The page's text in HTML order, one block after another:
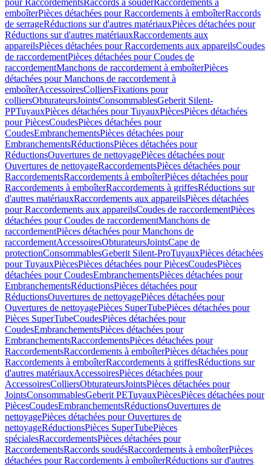
pour RaccordementsRaccords à souderRaccordements à
emboîterPièces détachées pour Raccordements à emboîterRaccords
de serrageRéductions sur d'autres matériauxPièces détachées pour
Réductions sur d'autres matériauxRaccordements aux
appareilsPièces détachées pour Raccordements aux appareilsCoudes
de raccordementPièces détachées pour Coudes de
raccordementManchons de raccordement à emboîterPièces
détachées pour Manchons de raccordement à
emboîterAccessoiresColliersFixations pour
colliersObturateursJointsConsommablesGeberit Silent-
PPTuyauxPièces détachées pour TuyauxPiècesPièces détachées
pour PiècesCoudesPièces détachées pour
CoudesEmbranchementsPièces détachées pour
EmbranchementsRéductionsPièces détachées pour
RéductionsOuvertures de nettoyagePièces détachées pour
Ouvertures de nettoyageRaccordementsPièces détachées pour
RaccordementsRaccordements à emboîterPièces détachées pour
Raccordements à emboîterRaccordements à griffesRéductions sur
d'autres matériauxRaccordements aux appareilsPièces détachées
pour Raccordements aux appareilsCoudes de raccordementPièces
détachées pour Coudes de raccordementManchons de
raccordementPièces détachées pour Manchons de
raccordementAccessoiresObturateursJointsCape de
protectionConsommablesGeberit Silent-ProTuyauxPièces détachées
pour TuyauxPiècesPièces détachées pour PiècesCoudesPièces
détachées pour CoudesEmbranchementsPièces détachées pour
EmbranchementsRéductionsPièces détachées pour
RéductionsOuvertures de nettoyagePièces détachées pour
Ouvertures de nettoyagePièces SuperTubePièces détachées pour
Pièces SuperTubeCoudesPièces détachées pour
CoudesEmbranchementsPièces détachées pour
EmbranchementsRaccordementsPièces détachées pour
RaccordementsRaccordements à emboîterPièces détachées pour
Raccordements à emboîterRaccordements à griffesRéductions sur
d'autres matériauxAccessoiresPièces détachées pour
AccessoiresColliersObturateursJointsPièces détachées pour
JointsConsommablesGeberit PETuyauxPiècesPièces détachées pour
PiècesCoudesEmbranchementsRéductionsOuvertures de
nettoyagePièces détachées pour Ouvertures de
nettoyageRéductionsPièces SuperTubePièces
spécialesRaccordementsPièces détachées pour
RaccordementsRaccords soudésRaccordements à emboîterPièces
détachées pour Raccordements à emboîterRéductions sur d'autres